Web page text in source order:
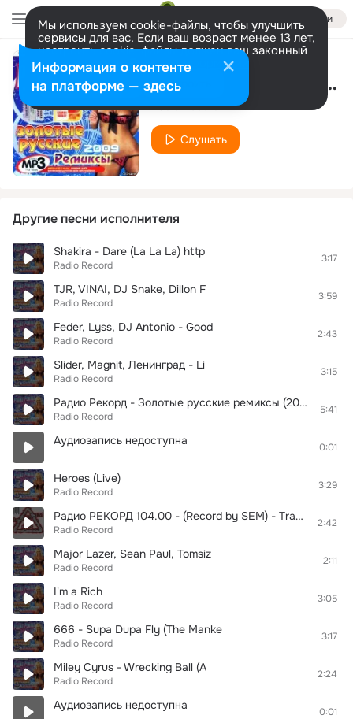
Войти
Мы используем cookie-файлы, чтобы улучшить
сервисы для вас. Если ваш возраст менее 13 лет,
настроить cookie-файлы должен ваш законный
представитель. Больше информации
Разрешить все Настроить Ed Sheeran - Don't (Don Diablo
Radio Record
Слушать
Другие песни исполнителя
Shakira - Dare (La La La) http
Radio Record
3:17
TJR, VINAI, DJ Snake, Dillon F
Radio Record
3:59
Feder, Lyss, DJ Antonio - Good
Radio Record
2:43
Slider, Magnit, Ленинград - Li
Radio Record
3:15
Радио Рекорд - Золотые русские ремиксы (2009)
Radio Record
5:41
Аудиозапись недоступна 0:01
Heroes (Live)
Radio Record
3:29
Радио РЕКОРД 104.00 - (Record by SEM) - Track 8 - G-Spott - Sadness (Колбасный Цех 7)
Radio Record
2:42
Major Lazer, Sean Paul, Tomsiz
Radio Record
2:11
I'm a Rich
Radio Record
3:05
666 - Supa Dupa Fly (The Manke
Radio Record
3:17
Miley Cyrus - Wrecking Ball (A
Radio Record
2:24
Аудиозапись недоступна 0:01
Информация о контенте
на платформе — здесь